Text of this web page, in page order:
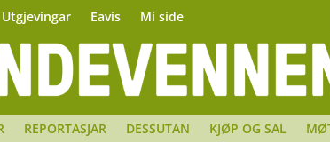
Utgjevingar Eavis Mi side
REPORTASJAR DESSUTAN KJØP OG SAL